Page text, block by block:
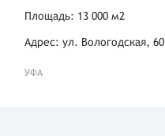
Площадь: 13 000 м2
Адрес: ул. Вологодская, 60
УФА